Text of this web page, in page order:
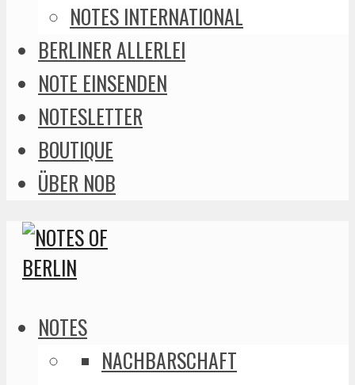
NOTES INTERNATIONAL
BERLINER ALLERLEI
NOTE EINSENDEN
NOTESLETTER
BOUTIQUE
ÜBER NOB
NOTES
NACHBARSCHAFT